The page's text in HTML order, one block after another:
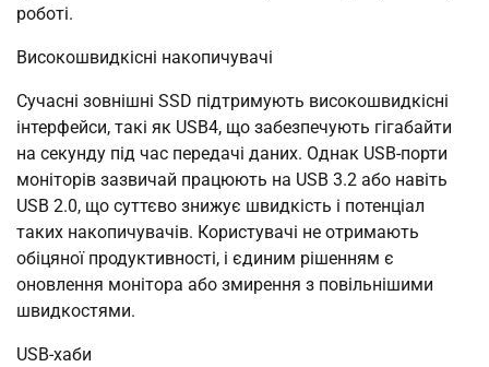
роботі.
Високошвидкісні накопичувачі
Сучасні зовнішні SSD підтримують високошвидкісні
інтерфейси, такі як USB4, що забезпечують гігабайти
на секунду під час передачі даних. Однак USB-порти
моніторів зазвичай працюють на USB 3.2 або навіть
USB 2.0, що суттєво знижує швидкість і потенціал
таких накопичувачів. Користувачі не отримають
обіцяної продуктивності, і єдиним рішенням є
оновлення монітора або змирення з повільнішими
швидкостями.
USB-хаби